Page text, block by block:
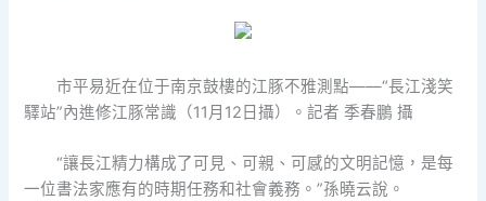
市平易近在位于南京鼓樓的江豚不雅測點——“長江淺笑
驛站”內進修江豚常識（11月12日攝）。記者 季春鵬 攝
“讓長江精力構成了可見、可親、可感的文明記憶，是每
一位書法家應有的時期任務和社會義務。”孫曉云說。